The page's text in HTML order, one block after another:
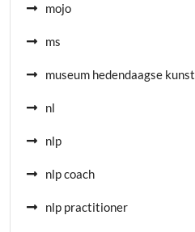
mojo
ms
museum hedendaagse kunst
nl
nlp
nlp coach
nlp practitioner